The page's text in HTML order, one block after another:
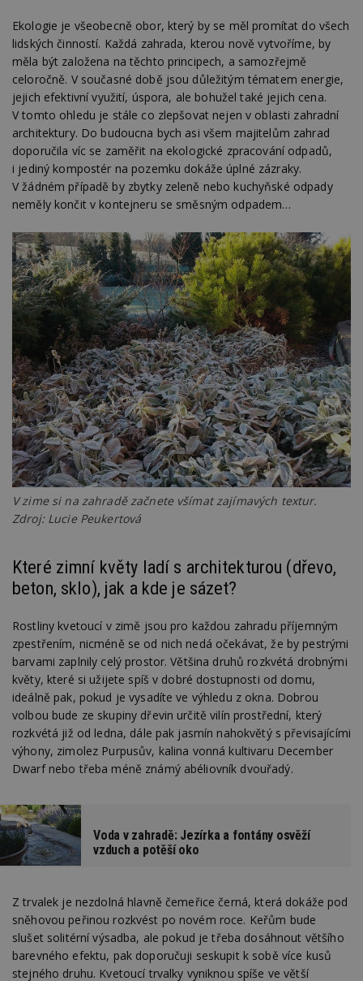
Ekologie je všeobecně obor, který by se měl promítat do všech
lidských činností. Každá zahrada, kterou nově vytvoříme, by
měla být založena na těchto principech, a samozřejmě
celoročně. V současné době jsou důležitým tématem energie,
jejich efektivní využití, úspora, ale bohužel také jejich cena.
V tomto ohledu je stále co zlepšovat nejen v oblasti zahradní
architektury. Do budoucna bych asi všem majitelům zahrad
doporučila víc se zaměřit na ekologické zpracování odpadů,
i jediný kompostér na pozemku dokáže úplné zázraky.
V žádném případě by zbytky zeleně nebo kuchyňské odpady
neměly končit v kontejneru se směsným odpadem…
V zime si na zahradě začnete všímat zajímavých textur.
Zdroj: Lucie Peukertová
Které zimní květy ladí s architekturou (dřevo,
beton, sklo), jak a kde je sázet?
Rostliny kvetoucí v zimě jsou pro každou zahradu příjemným
zpestřením, nicméně se od nich nedá očekávat, že by pestrými
barvami zaplnily celý prostor. Většina druhů rozkvétá drobnými
květy, které si užijete spíš v dobré dostupnosti od domu,
ideálně pak, pokud je vysadíte ve výhledu z okna. Dobrou
volbou bude ze skupiny dřevin určitě vilín prostřední, který
rozkvétá již od ledna, dále pak jasmín nahokvětý s převisajícími
výhony, zimolez Purpusův, kalina vonná kultivaru December
Dwarf nebo třeba méně známý abéliovník dvouřadý.
Voda v zahradě: Jezírka a fontány osvěží
vzduch a potěší oko
Z trvalek je nezdolná hlavně čemeřice černá, která dokáže pod
sněhovou peřinou rozkvést po novém roce. Keřům bude
slušet solitérní výsadba, ale pokud je třeba dosáhnout většího
barevného efektu, pak doporučuji seskupit k sobě více kusů
stejného druhu. Kvetoucí trvalky vyniknou spíše ve větší